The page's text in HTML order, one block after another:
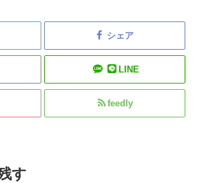
シェア
LINE
feedly
す